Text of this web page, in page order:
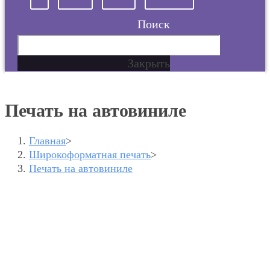
Поиск
Закрыть
Печать на автовиниле
Главная>
Широкоформатная печать>
Печать на автовиниле